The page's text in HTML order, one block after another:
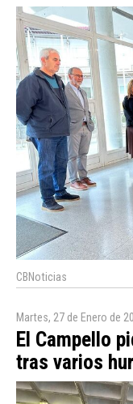
CBNoticias
Martes, 27 de Enero de
El Campello
tras varios